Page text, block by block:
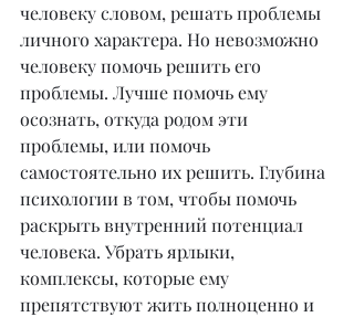
человеку словом, решать проблемы
личного характера. Но невозможно
человеку помочь решить его
проблемы. Лучше помочь ему
осознать, откуда родом эти
проблемы, или помочь
самостоятельно их решить. Глубина
психологии в том, чтобы помочь
раскрыть внутренний потенциал
человека. Убрать ярлыки,
комплексы, которые ему
препятствуют жить полноценно и